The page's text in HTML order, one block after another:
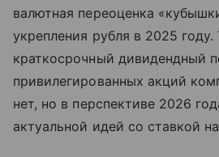
валютная переоценка
укрепления рубля в 2025
краткосрочный дивидендный
привилегированных акций
нет, но в перспективе 2026
актуальной идей со ставкой